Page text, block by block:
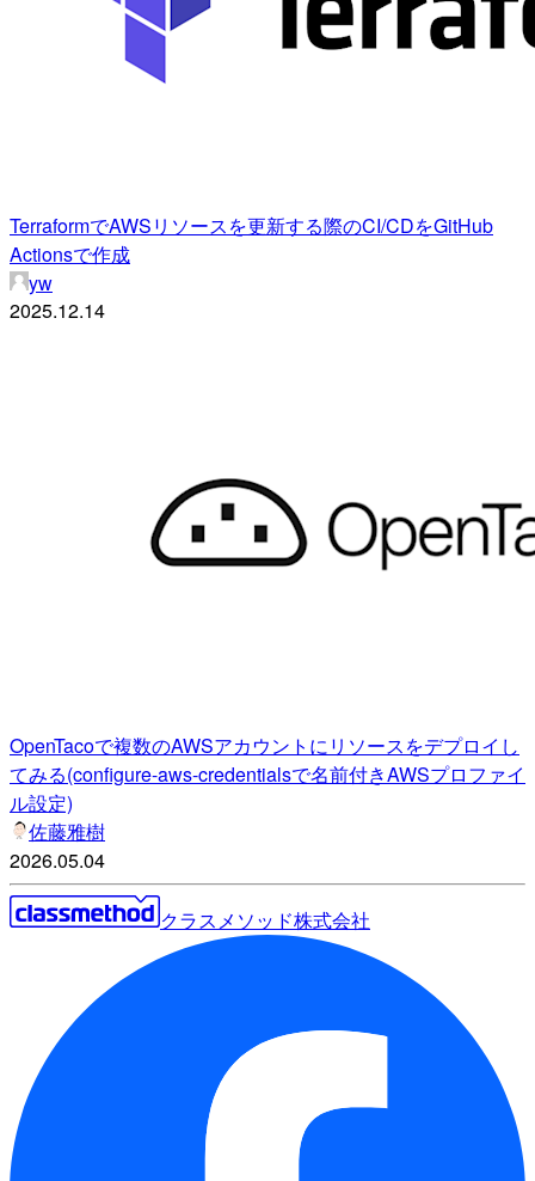
TerraformでAWSリソースを更新する際のCI/CDをGitHub
Actionsで作成
yw
2025.12.14
OpenTacoで複数のAWSアカウントにリソースをデプロイし
てみる(configure-aws-credentialsで名前付きAWSプロファイ
ル設定)
佐藤雅樹
2026.05.04
クラスメソッド株式会社